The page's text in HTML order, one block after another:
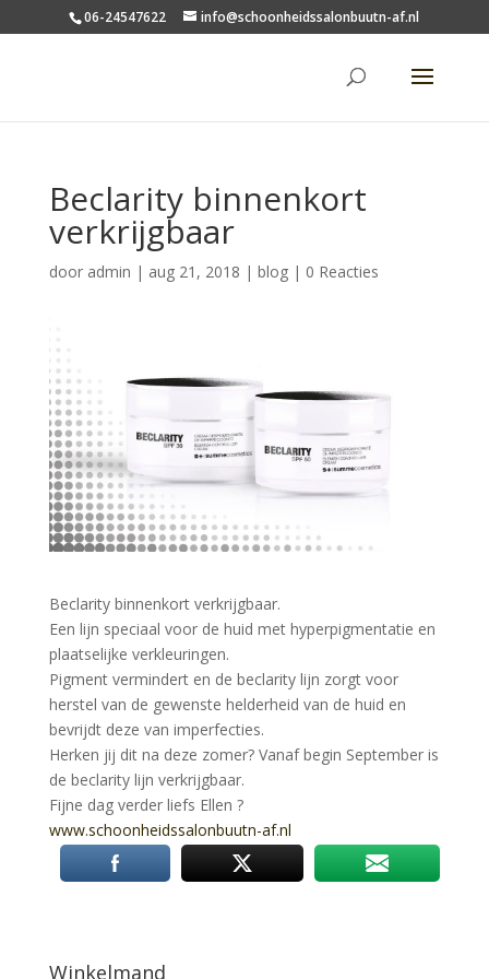
06-24547622 info@schoonheidssalonbuutn-af.nl
Beclarity binnenkort
verkrijgbaar
door admin | aug 21, 2018 | blog| 0 Reacties
Beclarity binnenkort verkrijgbaar.
Een lijn speciaal voor de huid met hyperpigmentatie en
plaatselijke verkleuringen.
Pigment vermindert en de beclarity lijn zorgt voor
herstel van de gewenste helderheid van de huid en
bevrijdt deze van imperfecties.
Herken jij dit na deze zomer? Vanaf begin September is
de beclarity lijn verkrijgbaar.
Fijne dag verder liefs Ellen ?
www.schoonheidssalonbuutn-af.nl
Winkelmand